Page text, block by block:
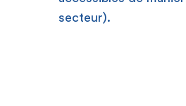
secteur).